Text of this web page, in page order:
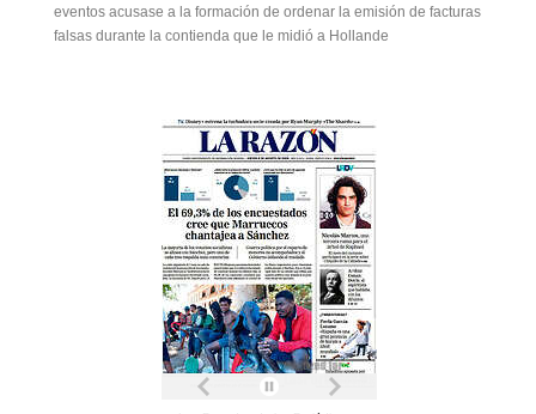
eventos acusase a la formación de ordenar la emisión de facturas
falsas durante la contienda que le midió a Hollande